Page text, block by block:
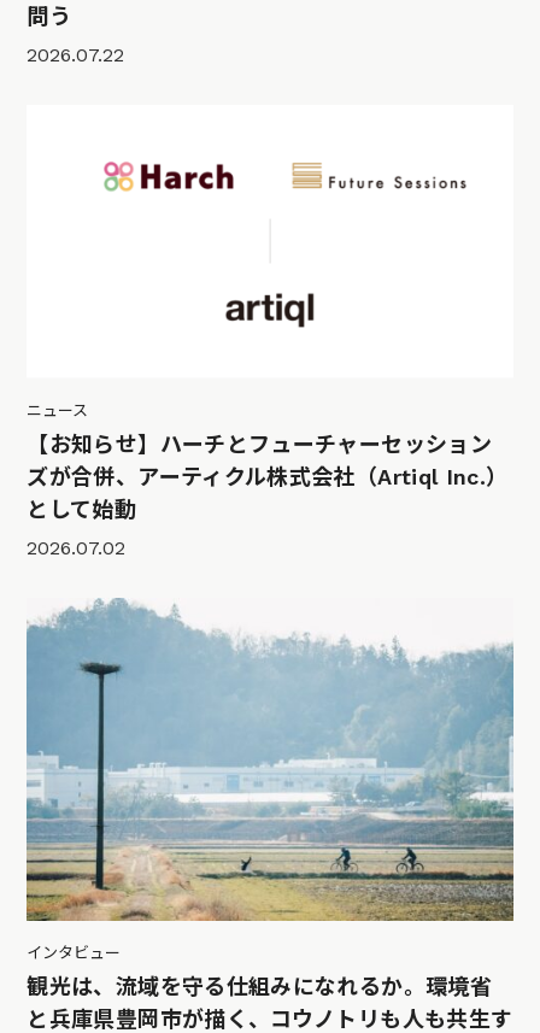
問う
2026.07.22
ニュース
【お知らせ】ハーチとフューチャーセッション
ズが合併、アーティクル株式会社（Artiql Inc.）
として始動
2026.07.02
インタビュー
観光は、流域を守る仕組みになれるか。環境省
と兵庫県豊岡市が描く、コウノトリも人も共生す